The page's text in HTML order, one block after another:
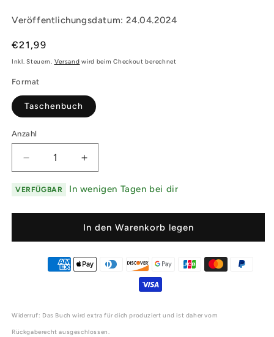
Veröffentlichungsdatum: 24.04.2024
Normaler
Preis
€21,99
Inkl. Steuern. Versand wird beim Checkout berechnet
Format
Taschenbuch
Anzahl
Verringere
die
Menge
Karriere
Erhöhe
die
Menge
Karriere
Boost
VERFÜGBAR In wenigen Tagen bei dir
In den Warenkorb legen
Widerruf: Das Buch wird extra für dich produziert und ist daher vom
Rückgaberecht ausgeschlossen.